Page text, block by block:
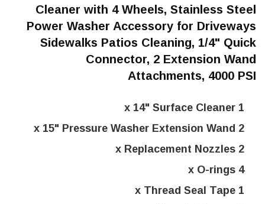
Cleaner with 4 Wheels, Stainless Steel
Power Washer Accessory for Driveways
Sidewalks Patios Cleaning, 1/4" Quick
Connector, 2 Extension Wand
Attachments, 4000 PSI
1 x 14" Surface Cleaner
2 x 15" Pressure Washer Extension Wand
2 x Replacement Nozzles
4 x O-rings
1 x Thread Seal Tape